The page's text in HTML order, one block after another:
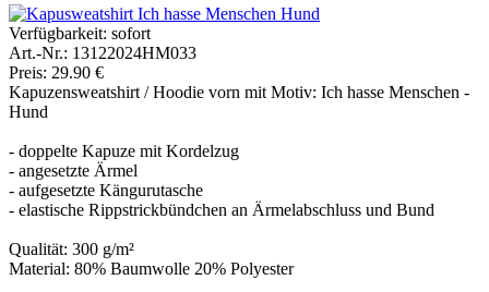
Verfügbarkeit: sofort
Art.-Nr.: 13122024HM033
Preis: 29.90 €
Kapuzensweatshirt / Hoodie vorn mit Motiv: Ich hasse Menschen -
Hund
- doppelte Kapuze mit Kordelzug
- angesetzte Ärmel
- aufgesetzte Kängurutasche
- elastische Rippstrickbündchen an Ärmelabschluss und Bund
Qualität: 300 g/m²
Material: 80% Baumwolle 20% Polyester